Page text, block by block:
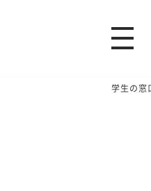
学生の窓